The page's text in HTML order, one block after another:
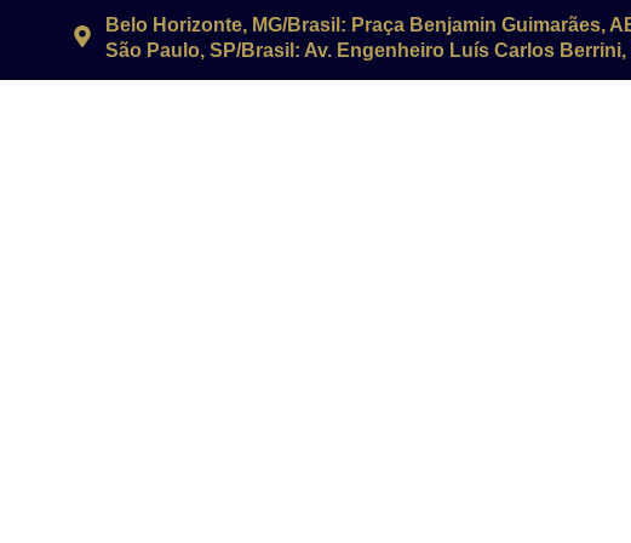
Belo Horizonte, MG/Brasil: Praça Benjamin Guimarães,
São Paulo, SP/Brasil: Av. Engenheiro Luís Carlos Berrini,